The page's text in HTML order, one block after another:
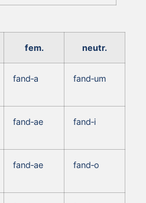
fem. neutr.
fand‑a fand‑um
fand‑ae fand‑i
fand‑ae fand‑o